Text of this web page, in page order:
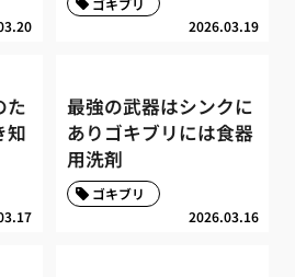
2026.03.19
た
知
最強の武器はシンクに
ありゴキブリには食器
用洗剤
2026.03.16
ゴキブリ